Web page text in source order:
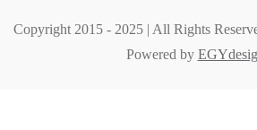
Copyright 2015 - 2025 | All Rights
Powered by